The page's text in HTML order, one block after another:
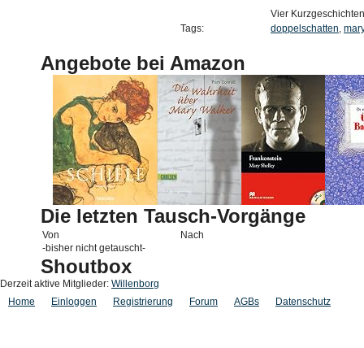
Vier Kurzgeschichten
Tags:
doppelschatten, mary
Angebote bei Amazon
Die letzten Tausch-Vorgänge
Von
Nach
-bisher nicht getauscht-
Shoutbox
Derzeit aktive Mitglieder: Willenborg
Home
Einloggen Registrierung Forum AGBs Datenschutz